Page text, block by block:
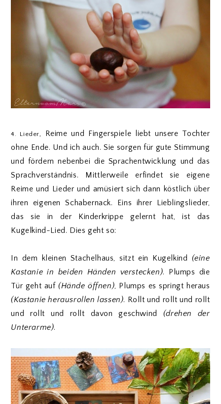
4. Lieder, Reime und Fingerspiele liebt unsere Tochter
ohne Ende. Und ich auch. Sie sorgen für gute Stimmung
und fördern nebenbei die Sprachentwicklung und das
Sprachverständnis. Mittlerweile erfindet sie eigene
Reime und Lieder und amüsiert sich dann köstlich über
ihren eigenen Schabernack. Eins ihrer Lieblingslieder,
das sie in der Kinderkrippe gelernt hat, ist das
Kugelkind-Lied. Dies geht so:
In dem kleinen Stachelhaus, sitzt ein Kugelkind (eine
Kastanie in beiden Händen verstecken). Plumps die
Tür geht auf (Hände öffnen), Plumps es springt heraus
(Kastanie herausrollen lassen). Rollt und rollt und rollt
und rollt und rollt davon geschwind (drehen der
Unterarme).